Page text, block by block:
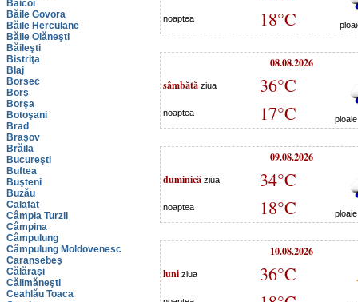
Băicoi
Băile Govora
Băile Herculane
Băile Olăneşti
Băileşti
Bistriţa
Blaj
Borsec
Borş
Borşa
Botoşani
Brad
Braşov
Brăila
Bucureşti
Buftea
Buşteni
Buzău
Calafat
Câmpia Turzii
Câmpina
Câmpulung
Câmpulung Moldovenesc
Caransebeş
Călăraşi
Călimăneşti
Ceahlău Toaca
noaptea 18°C
08.08.2026
sâmbătă ziua 36°C
noaptea 17°C
09.08.2026
duminică ziua 34°C
noaptea 18°C
10.08.2026
luni ziua 36°C